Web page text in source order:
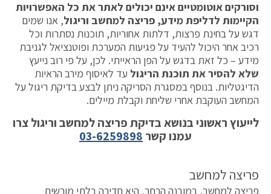
וסורקים אוטומטיים אינם יכולים לאתר את כל האפשרויות
הקיימות לדליפת מידע, פריצה למחשב וריגול, אנו שמים
דגש על בחינת פרצות, דלתות אחוריות, תוכנות נסתרות וכל
רכיב אחר היכול להעיד על פגיעות המערכת ופוטנציאל לגניבת
מידע – כל זאת בדגש על הפן הראייתי. לכן, על פי רוב נייעץ
שלא להסיר את תוכנת הריגול עד לאיסוף מירב הראיות
הדיגטליות. בנוסף במסגרת הסריקה ניתן לבצע בדיקת ריגול על
המחשב העוקבת אחרי שליחת וקבלת מיילים.
לייעוץ ראשוני בנושא בדיקת פריצה למחשב וריגול צרו
עמנו קשר 03-6259898
פריצה למחשב
פריצה למחשב, במובנה הרחב, היא חדירה בלתי מורשית